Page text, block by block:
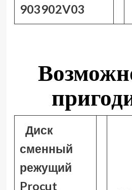
903902V03
Диск
сменный
режущий
Procut